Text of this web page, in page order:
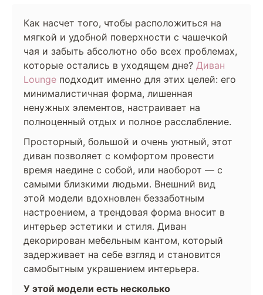
Как насчет того, чтобы расположиться на
мягкой и удобной поверхности с чашечкой
чая и забыть абсолютно обо всех проблемах,
которые остались в уходящем дне? Диван
Lounge подходит именно для этих целей: его
минималистичная форма, лишенная
ненужных элементов, настраивает на
полноценный отдых и полное расслабление.
Просторный, большой и очень уютный, этот
диван позволяет с комфортом провести
время наедине с собой, или наоборот — с
самыми близкими людьми. Внешний вид
этой модели вдохновлен беззаботным
настроением, а трендовая форма вносит в
интерьер эстетики и стиля. Диван
декорирован мебельным кантом, который
задерживает на себе взгляд и становится
самобытным украшением интерьера.
У этой модели есть несколько